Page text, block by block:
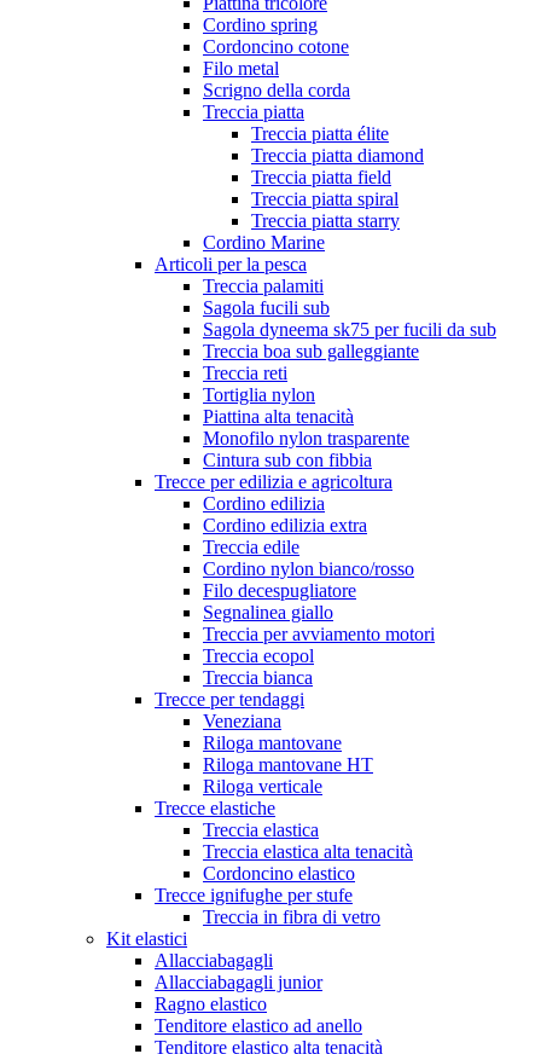
Cordino spring
Cordoncino cotone
Filo metal
Scrigno della corda
Treccia piatta
Treccia piatta élite
Treccia piatta diamond
Treccia piatta field
Treccia piatta spiral
Treccia piatta starry
Cordino Marine
Articoli per la pesca
Treccia palamiti
Sagola fucili sub
Sagola dyneema sk75 per fucili da sub
Treccia boa sub galleggiante
Treccia reti
Tortiglia nylon
Piattina alta tenacità
Monofilo nylon trasparente
Cintura sub con fibbia
Trecce per edilizia e agricoltura
Cordino edilizia
Cordino edilizia extra
Treccia edile
Cordino nylon bianco/rosso
Filo decespugliatore
Segnalinea giallo
Treccia per avviamento motori
Treccia ecopol
Treccia bianca
Trecce per tendaggi
Veneziana
Riloga mantovane
Riloga mantovane HT
Riloga verticale
Trecce elastiche
Treccia elastica
Treccia elastica alta tenacità
Cordoncino elastico
Trecce ignifughe per stufe
Treccia in fibra di vetro
Kit elastici
Allacciabagagli
Allacciabagagli junior
Ragno elastico
Tenditore elastico ad anello
Tenditore elastico alta tenacità